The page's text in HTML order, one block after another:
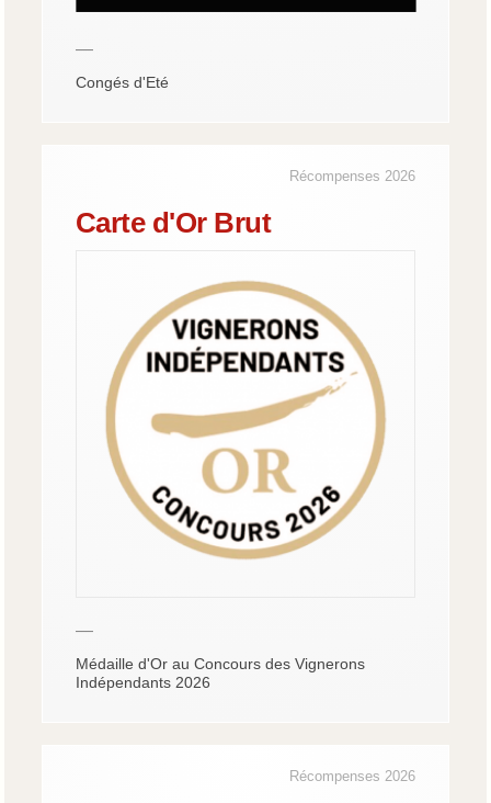
—
Congés d'Eté
Récompenses 2026
Carte d'Or Brut
—
Médaille d'Or au Concours des Vignerons
Indépendants 2026
Récompenses 2026